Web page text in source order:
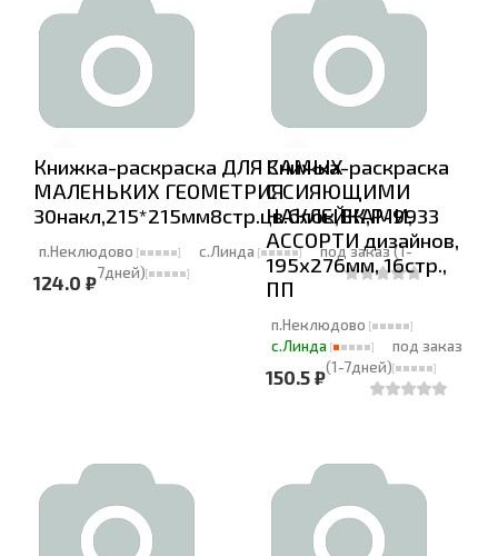
Книжка-раскраска ДЛЯ САМЫХ
МАЛЕНЬКИХ ГЕОМЕТРИЯ
30накл,215*215мм8стр.цв.блок,ВК,Р-9933
п.Неклюдово с.Линда
под заказ (1-
7дней)
124.0 ₽
Книжка-раскраска
С СИЯЮЩИМИ
НАКЛЕЙКАМИ,
АССОРТИ дизайнов,
195х276мм, 16стр.,
ПП
п.Неклюдово
с.Линда
под заказ
(1-7дней)
150.5 ₽